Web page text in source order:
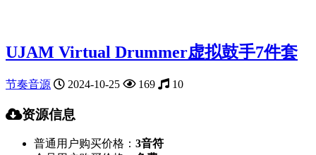
UJAM Virtual Drummer虚拟鼓手7件套
节奏音源 2024-10-25 169 10
资源信息
普通用户购买价格： 3音符